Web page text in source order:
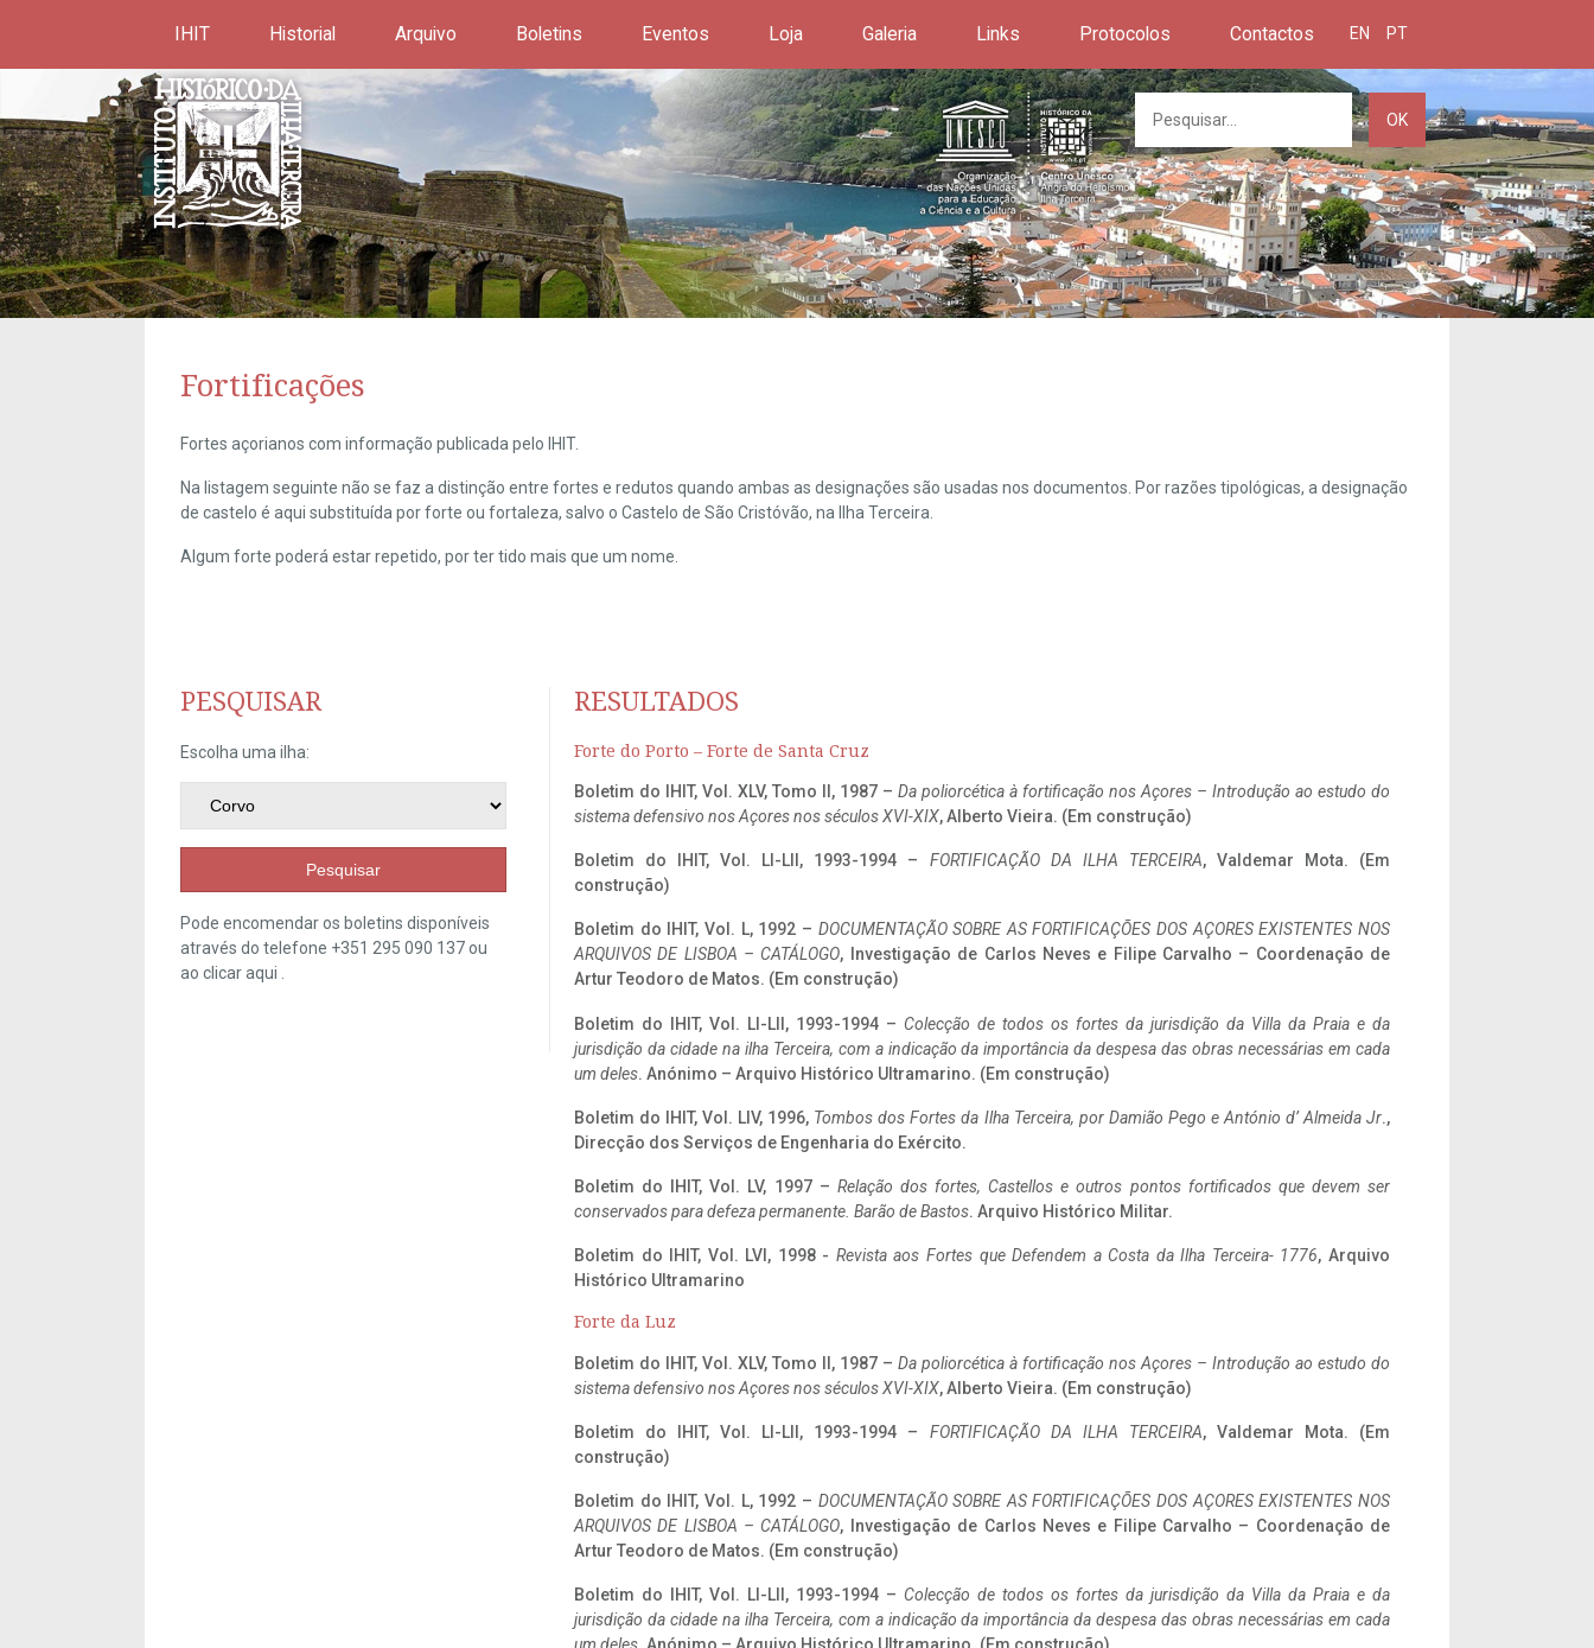
IHIT Historial Arquivo Boletins Eventos Loja Galeria Links Protocolos Contactos EN PT
OK
Fortificações
Fortes açorianos com informação publicada pelo IHIT.
Na listagem seguinte não se faz a distinção entre fortes e redutos quando ambas as designações são usadas nos documentos. Por razões tipológicas, a designação
de castelo é aqui substituída por forte ou fortaleza, salvo o Castelo de São Cristóvão, na Ilha Terceira.
Algum forte poderá estar repetido, por ter tido mais que um nome.
PESQUISAR
Escolha uma ilha:
Pesquisar
Pode encomendar os boletins disponíveis
através do telefone +351 295 090 137 ou
ao clicaraqui
RESULTADOS
Forte do Porto – Forte de Santa Cruz
Boletim do IHIT, Vol. XLV, Tomo II, 1987 – Da poliorcética à fortificação nos Açores – Introdução ao estudo do
sistema defensivo nos Açores nos séculos XVI-XIX, Alberto Vieira. (Em construção)
Boletim do IHIT, Vol. LI-LII, 1993-1994 – FORTIFICAÇÃO DA ILHA TERCEIRA, Valdemar Mota. (Em
construção)
Boletim do IHIT, Vol. L, 1992 – DOCUMENTAÇÃO SOBRE AS FORTIFICAÇÕES DOS AÇORES EXISTENTES NOS
ARQUIVOS DE LISBOA – CATÁLOGO, Investigação de Carlos Neves e Filipe Carvalho – Coordenação de
Artur Teodoro de Matos. (Em construção)
Boletim do IHIT, Vol. LI-LII, 1993-1994 – Colecção de todos os fortes da jurisdição da Villa da Praia e da
jurisdição da cidade na ilha Terceira, com a indicação da importância da despesa das obras necessárias em cada
um deles. Anónimo – Arquivo Histórico Ultramarino. (Em construção)
Boletim do IHIT, Vol. LIV, 1996, Tombos dos Fortes da Ilha Terceira, por Damião Pego e António d’ Almeida Jr.,
Direcção dos Serviços de Engenharia do Exército.
Boletim do IHIT, Vol. LV, 1997 – Relação dos fortes, Castellos e outros pontos fortificados que devem ser
conservados para defeza permanente. Barão de Bastos. Arquivo Histórico Militar.
Boletim do IHIT, Vol. LVI, 1998 - Revista aos Fortes que Defendem a Costa da Ilha Terceira- 1776, Arquivo
Histórico Ultramarino
Forte da Luz
Boletim do IHIT, Vol. XLV, Tomo II, 1987 – Da poliorcética à fortificação nos Açores – Introdução ao estudo do
sistema defensivo nos Açores nos séculos XVI-XIX, Alberto Vieira. (Em construção)
Boletim do IHIT, Vol. LI-LII, 1993-1994 – FORTIFICAÇÃO DA ILHA TERCEIRA, Valdemar Mota. (Em
construção)
Boletim do IHIT, Vol. L, 1992 – DOCUMENTAÇÃO SOBRE AS FORTIFICAÇÕES DOS AÇORES EXISTENTES NOS
ARQUIVOS DE LISBOA – CATÁLOGO, Investigação de Carlos Neves e Filipe Carvalho – Coordenação de
Artur Teodoro de Matos. (Em construção)
Boletim do IHIT, Vol. LI-LII, 1993-1994 – Colecção de todos os fortes da jurisdição da Villa da Praia e da
jurisdição da cidade na ilha Terceira, com a indicação da importância da despesa das obras necessárias em cada